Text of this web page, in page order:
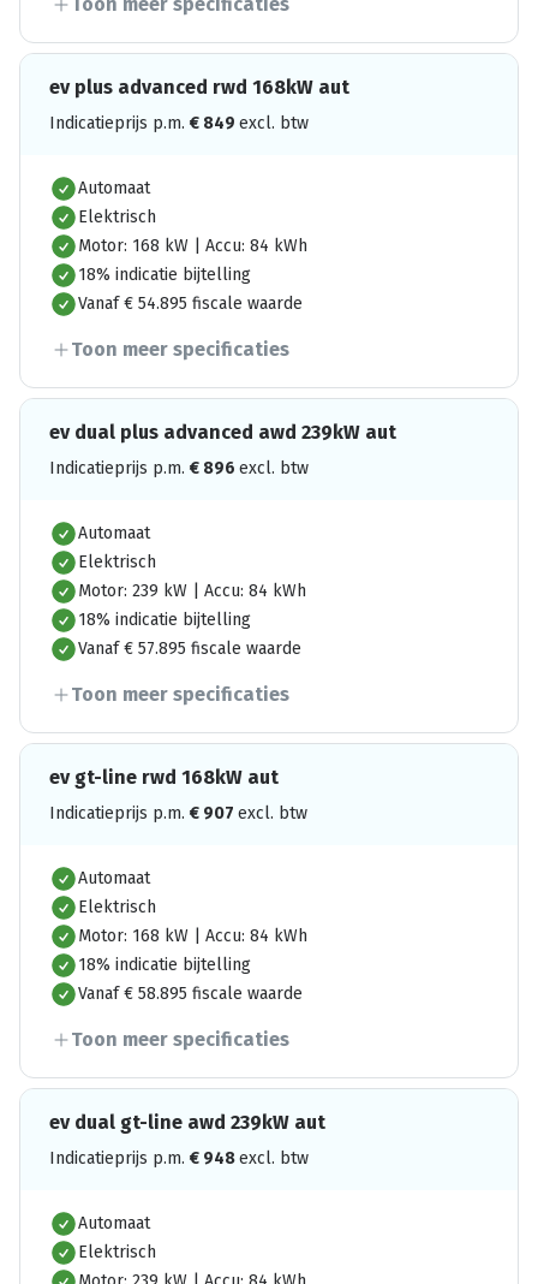
ev plus advanced rwd 168kW aut
Indicatieprijs p.m. € 849 excl. btw
Automaat
Elektrisch
Motor: 168 kW | Accu: 84 kWh
18% indicatie bijtelling
Vanaf € 54.895 fiscale waarde
Toon meer specificaties
ev dual plus advanced awd 239kW aut
Indicatieprijs p.m. € 896 excl. btw
Automaat
Elektrisch
Motor: 239 kW | Accu: 84 kWh
18% indicatie bijtelling
Vanaf € 57.895 fiscale waarde
Toon meer specificaties
ev gt-line rwd 168kW aut
Indicatieprijs p.m. € 907 excl. btw
Automaat
Elektrisch
Motor: 168 kW | Accu: 84 kWh
18% indicatie bijtelling
Vanaf € 58.895 fiscale waarde
Toon meer specificaties
ev dual gt-line awd 239kW aut
Indicatieprijs p.m. € 948excl. btw
Automaat
Elektrisch